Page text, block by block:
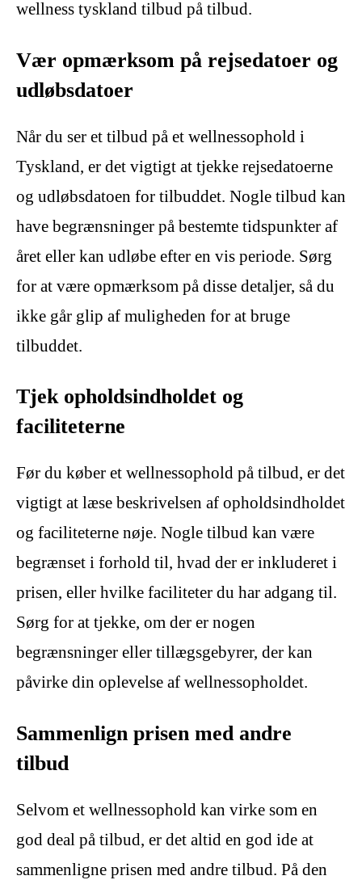
wellness tyskland tilbud på tilbud.
Vær opmærksom på rejsedatoer og
udløbsdatoer
Når du ser et tilbud på et wellnessophold i
Tyskland, er det vigtigt at tjekke rejsedatoerne
og udløbsdatoen for tilbuddet. Nogle tilbud kan
have begrænsninger på bestemte tidspunkter af
året eller kan udløbe efter en vis periode. Sørg
for at være opmærksom på disse detaljer, så du
ikke går glip af muligheden for at bruge
tilbuddet.
Tjek opholdsindholdet og
faciliteterne
Før du køber et wellnessophold på tilbud, er det
vigtigt at læse beskrivelsen af opholdsindholdet
og faciliteterne nøje. Nogle tilbud kan være
begrænset i forhold til, hvad der er inkluderet i
prisen, eller hvilke faciliteter du har adgang til.
Sørg for at tjekke, om der er nogen
begrænsninger eller tillægsgebyrer, der kan
påvirke din oplevelse af wellnessopholdet.
Sammenlign prisen med andre
tilbud
Selvom et wellnessophold kan virke som en
god deal på tilbud, er det altid en god ide at
sammenligne prisen med andre tilbud. På den